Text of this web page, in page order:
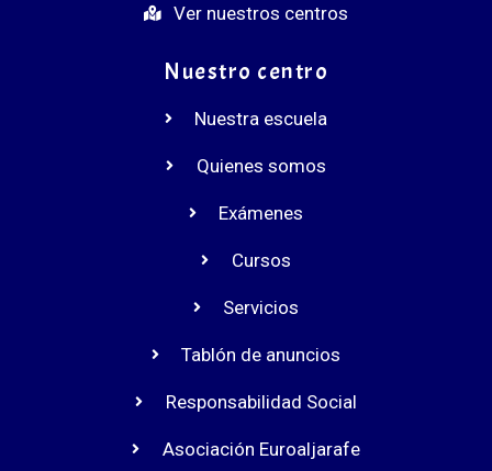
Nuestro centro
Nuestra escuela
Quienes somos
Exámenes
Cursos
Servicios
Tablón de anuncios
Responsabilidad Social
Asociación Euroaljarafe
Ver nuestros centros